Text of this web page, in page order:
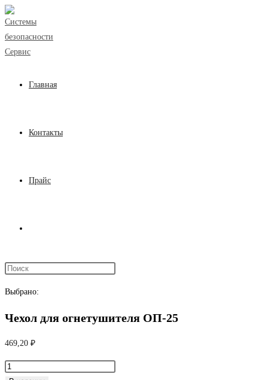
Перейти
к
содержимому
Главная
Контакты
Прайс
поиск
по
веб-
Выбрано:
Чехол для огнетушителя ОП-25
469,20 ₽
Количество